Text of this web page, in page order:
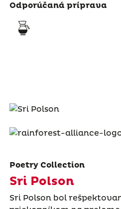
Odporúčaná príprava
Poetry Collection
Sri Polson
Sri Polson bol